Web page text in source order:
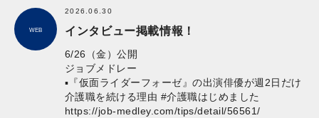
WEB
2026.06.30
インタビュー掲載情報！
6/26（金）公開
ジョブメドレー
▪︎『仮面ライダーフォーゼ』の出演俳優が週2日だけ
介護職を続ける理由 #介護職はじめました
https://job-medley.com/tips/detail/56561/